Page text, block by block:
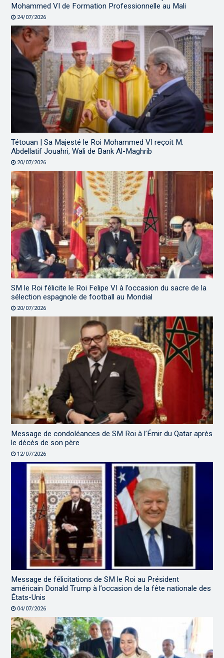
Mohammed VI de Formation Professionnelle au Mali
24/07/2026
Tétouan | Sa Majesté le Roi Mohammed VI reçoit M.
Abdellatif Jouahri, Wali de Bank Al-Maghrib
20/07/2026
SM le Roi félicite le Roi Felipe VI à l’occasion du sacre de la
sélection espagnole de football au Mondial
20/07/2026
Message de condoléances de SM Roi à l’Émir du Qatar après
le décès de son père
12/07/2026
Message de félicitations de SM le Roi au Président
américain Donald Trump à l’occasion de la fête nationale des
États-Unis
04/07/2026